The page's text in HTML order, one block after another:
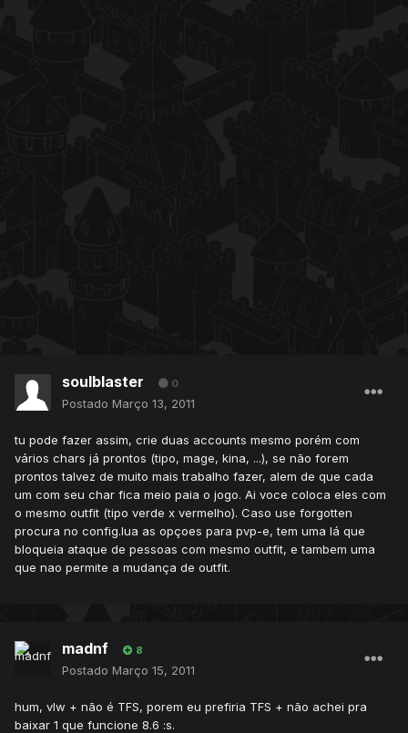
soulblaster 0
Postado Março 13, 2011
tu pode fazer assim, crie duas accounts mesmo porém com
vários chars já prontos (tipo, mage, kina, ...), se não forem
prontos talvez de muito mais trabalho fazer, alem de que cada
um com seu char fica meio paia o jogo. Ai voce coloca eles com
o mesmo outfit (tipo verde x vermelho). Caso use forgotten
procura no config.lua as opçoes para pvp-e, tem uma lá que
bloqueia ataque de pessoas com mesmo outfit, e tambem uma
que nao permite a mudança de outfit.
madnf 8
Postado Março 15, 2011
hum, vlw + não é TFS, porem eu prefiria TFS + não achei pra
baixar 1 que funcione 8.6 :s.